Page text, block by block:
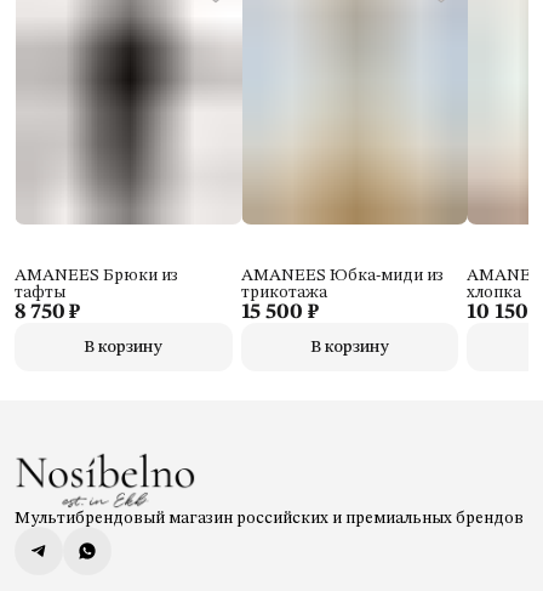
8 750 ₽
AMANEES Брюки из
тафты
В корзину
15 500 ₽
AMANEES Юбка-миди из
трикотажа
В корзину
10 150 ₽
хлопка
Мультибрендовый магазин российских и премиальных брендов